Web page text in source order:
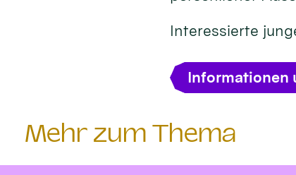
Interessierte
Informationen
Mehr zum Thema